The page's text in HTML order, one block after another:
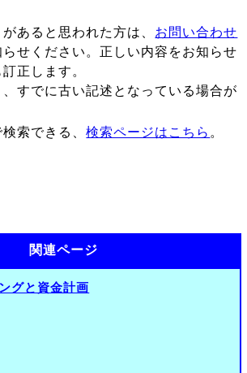
あると思われた方は、 お問い合わせ
らせください。正しい内容をお知らせ
正します。
、すでに古い記述となっている場合が
索できる、検索ページはこちら 。
関連ページ
グと資金計画